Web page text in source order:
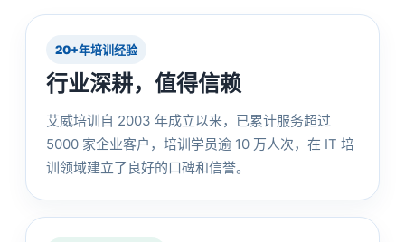
20+年培训经验
行业深耕，值得信赖
艾威培训自 2003 年成立以来，已累计服务超过
5000 家企业客户，培训学员逾 10 万人次，在 IT 培
训领域建立了良好的口碑和信誉。